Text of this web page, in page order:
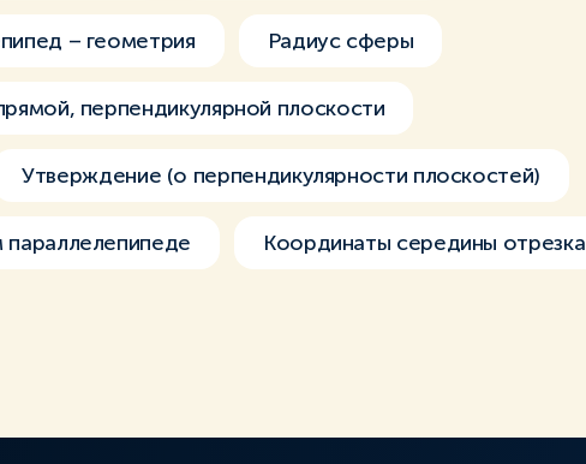
– геометрия Радиус сферы
перпендикулярной плоскости
Утверждение (о перпендикулярности плоскостей)
Координаты середины отрезка